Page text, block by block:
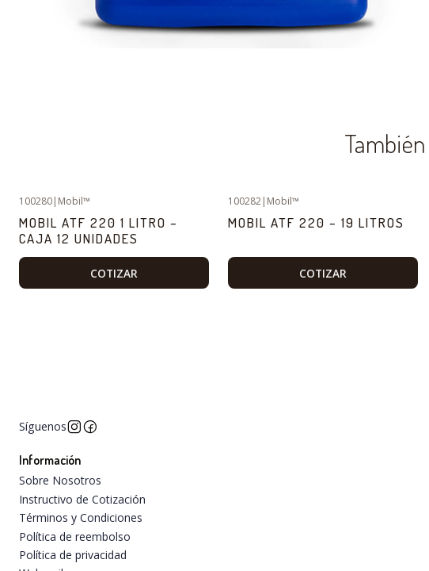
100280| Mobil™
MOBIL ATF 220 1 LITRO –
CAJA 12 UNIDADES
COTIZAR
100282| Mobil™
MOBIL ATF 220 – 19 LITROS
COTIZAR
Síguenos
Información
Sobre Nosotros
Instructivo de Cotización
Términos y Condiciones
Política de reembolso
Política de privacidad